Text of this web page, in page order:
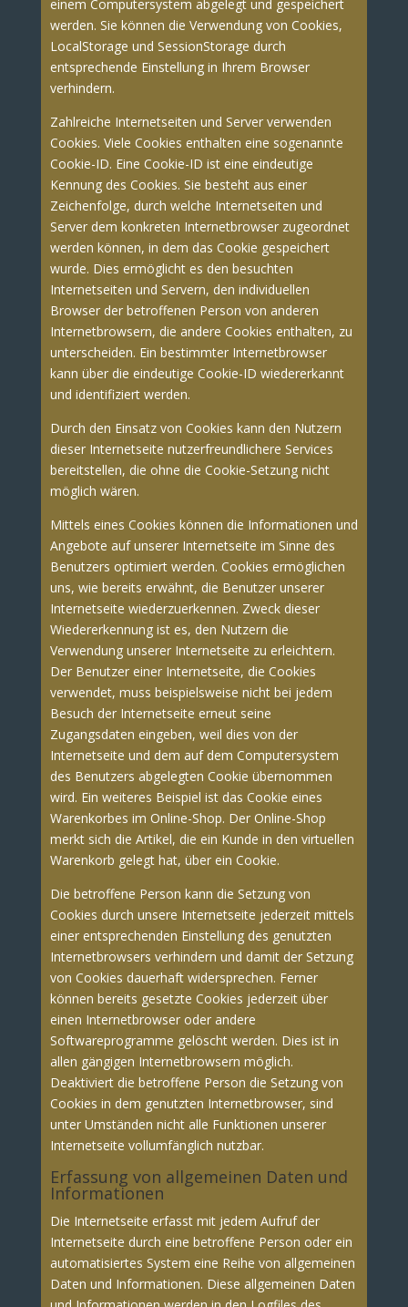
einem Computersystem abgelegt und gespeichert
werden. Sie können die Verwendung von Cookies,
LocalStorage und SessionStorage durch
entsprechende Einstellung in Ihrem Browser
verhindern.
Zahlreiche Internetseiten und Server verwenden
Cookies. Viele Cookies enthalten eine sogenannte
Cookie-ID. Eine Cookie-ID ist eine eindeutige
Kennung des Cookies. Sie besteht aus einer
Zeichenfolge, durch welche Internetseiten und
Server dem konkreten Internetbrowser zugeordnet
werden können, in dem das Cookie gespeichert
wurde. Dies ermöglicht es den besuchten
Internetseiten und Servern, den individuellen
Browser der betroffenen Person von anderen
Internetbrowsern, die andere Cookies enthalten, zu
unterscheiden. Ein bestimmter Internetbrowser
kann über die eindeutige Cookie-ID wiedererkannt
und identifiziert werden.
Durch den Einsatz von Cookies kann den Nutzern
dieser Internetseite nutzerfreundlichere Services
bereitstellen, die ohne die Cookie-Setzung nicht
möglich wären.
Mittels eines Cookies können die Informationen und
Angebote auf unserer Internetseite im Sinne des
Benutzers optimiert werden. Cookies ermöglichen
uns, wie bereits erwähnt, die Benutzer unserer
Internetseite wiederzuerkennen. Zweck dieser
Wiedererkennung ist es, den Nutzern die
Verwendung unserer Internetseite zu erleichtern.
Der Benutzer einer Internetseite, die Cookies
verwendet, muss beispielsweise nicht bei jedem
Besuch der Internetseite erneut seine
Zugangsdaten eingeben, weil dies von der
Internetseite und dem auf dem Computersystem
des Benutzers abgelegten Cookie übernommen
wird. Ein weiteres Beispiel ist das Cookie eines
Warenkorbes im Online-Shop. Der Online-Shop
merkt sich die Artikel, die ein Kunde in den virtuellen
Warenkorb gelegt hat, über ein Cookie.
Die betroffene Person kann die Setzung von
Cookies durch unsere Internetseite jederzeit mittels
einer entsprechenden Einstellung des genutzten
Internetbrowsers verhindern und damit der Setzung
von Cookies dauerhaft widersprechen. Ferner
können bereits gesetzte Cookies jederzeit über
einen Internetbrowser oder andere
Softwareprogramme gelöscht werden. Dies ist in
allen gängigen Internetbrowsern möglich.
Deaktiviert die betroffene Person die Setzung von
Cookies in dem genutzten Internetbrowser, sind
unter Umständen nicht alle Funktionen unserer
Internetseite vollumfänglich nutzbar.
Erfassung von allgemeinen Daten und
Informationen
Die Internetseite erfasst mit jedem Aufruf der
Internetseite durch eine betroffene Person oder ein
automatisiertes System eine Reihe von allgemeinen
Daten und Informationen. Diese allgemeinen Daten